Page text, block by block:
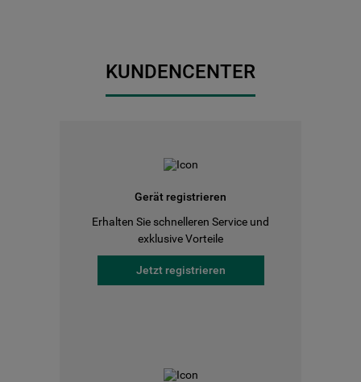
KUNDENCENTER
Gerät registrieren
Erhalten Sie schnelleren Service und
exklusive Vorteile
Jetzt registrieren